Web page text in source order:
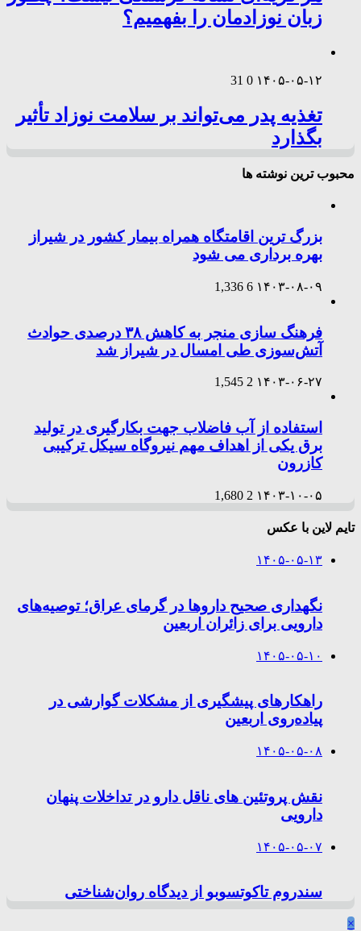
زبان نوزادمان را بفهمیم؟
۱۴۰۵-۰۵-۱۲ 0
31
تغذیه پدر می‌تواند بر سلامت نوزاد تأثیر
بگذارد
محبوب ترین نوشته ها
بزرگ ترین اقامتگاه همراه بیمار کشور در شیراز
بهره برداری می شود
۱۴۰۳-۰۸-۰۹ 6
1,336
فرهنگ سازی منجر به کاهش ۳۸ درصدی حوادث
آتش‌سوزی طی امسال در شیراز شد
۱۴۰۳-۰۶-۲۷ 2
1,545
استفاده از آب فاضلاب جهت بکارگیری در تولید
برق یکی از اهداف مهم نیروگاه سیکل ترکیبی
کازرون
۱۴۰۳-۱۰-۰۵ 2
1,680
تایم لاین با عکس
۱۴۰۵-۰۵-۱۳
نگهداری صحیح داروها در گرمای عراق؛ توصیه‌های
دارویی برای زائران اربعین
۱۴۰۵-۰۵-۱۰
راهکارهای پیشگیری از مشکلات گوارشی در
پیاده‌روی اربعین
۱۴۰۵-۰۵-۰۸
نقش پروتئین های ناقل دارو در تداخلات پنهان
دارویی
۱۴۰۵-۰۵-۰۷
سندروم تاکوتسوبو از دیدگاه روان‌شناختی
×